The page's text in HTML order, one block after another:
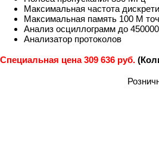
Максимальная частота
Максимальная память 100 М
Анализ осциллограмм до
Анализатор протоколов
Специальная цена 309 636 руб.